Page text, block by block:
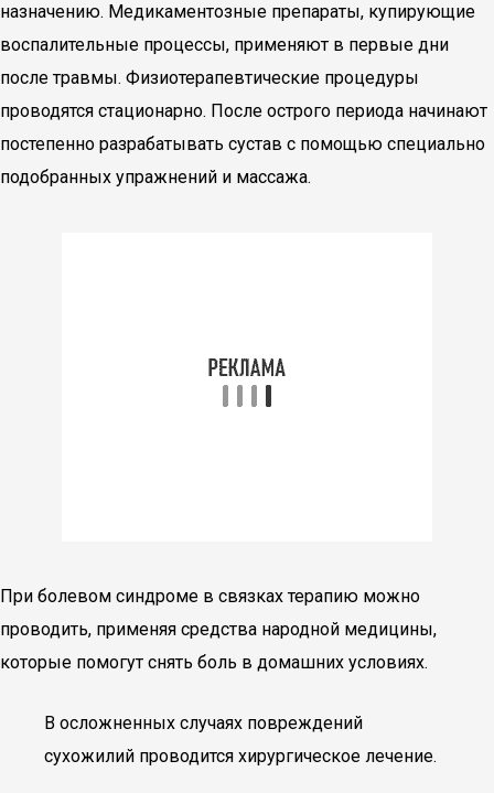
назначению. Медикаментозные препараты, купирующие
воспалительные процессы, применяют в первые дни
после травмы. Физиотерапевтические процедуры
проводятся стационарно. После острого периода начинают
постепенно разрабатывать сустав с помощью специально
подобранных упражнений и массажа.
При болевом синдроме в связках терапию можно
проводить, применяя средства народной медицины,
которые помогут снять боль в домашних условиях.
В осложненных случаях повреждений
сухожилий проводится хирургическое лечение.